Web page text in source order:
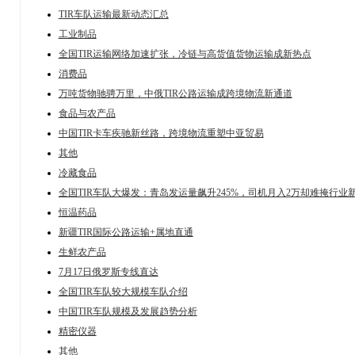
TIR车队运输最新动态汇总
工业制品
全国TIR运输网络加速扩张，冷链与高货值货物运输成新热点
消费品
万吨货物驰骋万里，中俄TIR公路运输成跨境物流新通道
食品与农产品
中国TIR卡车疾驰新丝路，跨境物流重塑中亚贸易
其他
冷藏食品
全国TIR车队大爆发：青岛发运量飙升245%，司机月入2万却难掩行业
恒温药品
新疆TIR国际公路运输+属地直通
生鲜农产品
7月17日俄罗斯专线直达
全国TIR车队较大规模车队介绍
中国TIR车队规模及发展趋势分析
精密仪器
其他